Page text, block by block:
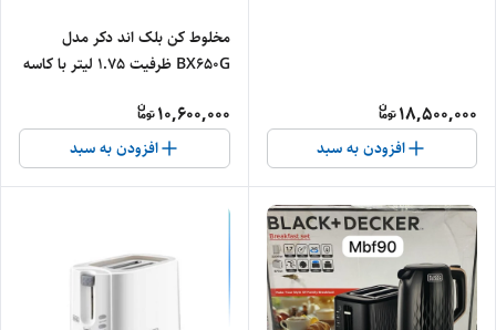
18,500,000
افزودن به سبد
مخلوط کن بلک اند دکر مدل
BX650G ظرفیت ۱.۷۵ لیتر با کاسه
10,600,000
افزودن به سبد